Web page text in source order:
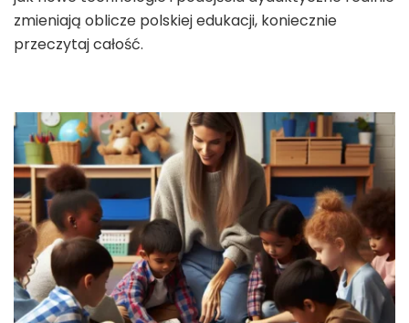
zmieniają oblicze polskiej edukacji, koniecznie
przeczytaj całość.